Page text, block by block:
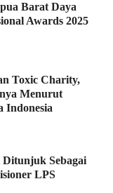
Barat Daya
Awards 2025
Toxic Charity,
Menurut
Indonesia
Sebagai
LPS